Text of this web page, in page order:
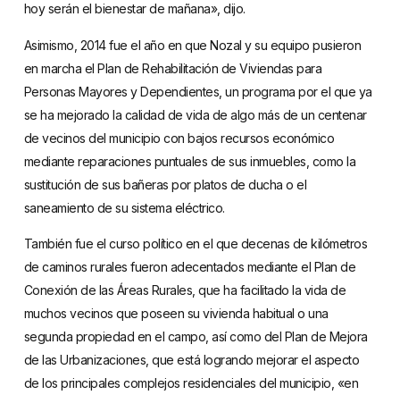
hoy serán el bienestar de mañana», dijo.
Asimismo, 2014 fue el año en que Nozal y su equipo pusieron
en marcha el Plan de Rehabilitación de Viviendas para
Personas Mayores y Dependientes, un programa por el que ya
se ha mejorado la calidad de vida de algo más de un centenar
de vecinos del municipio con bajos recursos económico
mediante reparaciones puntuales de sus inmuebles, como la
sustitución de sus bañeras por platos de ducha o el
saneamiento de su sistema eléctrico.
También fue el curso político en el que decenas de kilómetros
de caminos rurales fueron adecentados mediante el Plan de
Conexión de las Áreas Rurales, que ha facilitado la vida de
muchos vecinos que poseen su vivienda habitual o una
segunda propiedad en el campo, así como del Plan de Mejora
de las Urbanizaciones, que está logrando mejorar el aspecto
de los principales complejos residenciales del municipio, «en